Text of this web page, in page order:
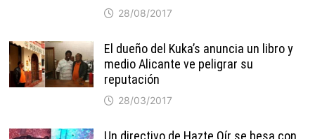
28/08/2017
El dueño del Kuka’s anuncia un libro y
medio Alicante ve peligrar su
reputación
28/03/2017
Un directivo de Hazte Oír se besa con